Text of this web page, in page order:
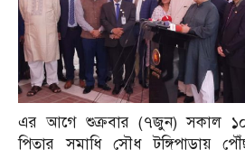
এর আগে শুক্রবার (৭জুন) সকাল
পিতার সমাধি সৌধ টঙ্গিপাড়ায়